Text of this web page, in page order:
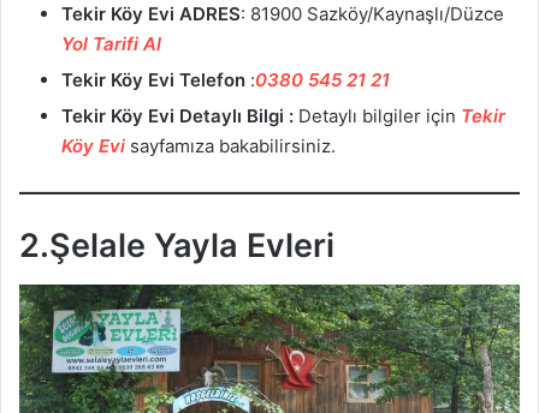
Tekir Köy Evi ADRES: 81900 Sazköy/Kaynaşlı/Düzce
Yol Tarifi Al
Tekir Köy Evi Telefon :0380 545 21 21
Tekir Köy Evi Detaylı Bilgi : Detaylı bilgiler için Tekir
Köy Evi sayfamıza bakabilirsiniz.
2.Şelale Yayla Evleri